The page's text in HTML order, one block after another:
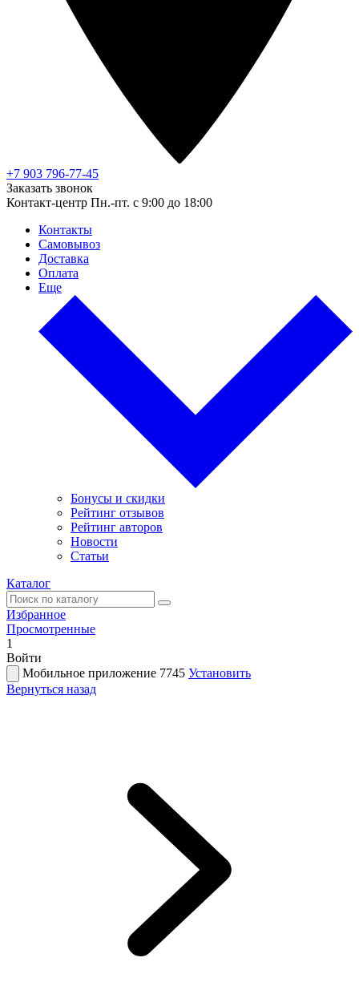
+7 903 796-77-45
Заказать звонок
Контакт-центр Пн.-пт. с 9:00 до 18:00
Контакты
Самовывоз
Доставка
Оплата
Еще
Бонусы и скидки
Рейтинг отзывов
Рейтинг авторов
Новости
Статьи
Каталог
Избранное
Просмотренные
1
Войти
Мобильное приложение 7745 Установить
Вернуться назад